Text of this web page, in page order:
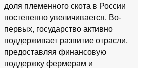
доля племенного скота в России
постепенно увеличивается. Во-
первых, государство активно
поддерживает развитие отрасли,
предоставляя финансовую
поддержку фермерам и